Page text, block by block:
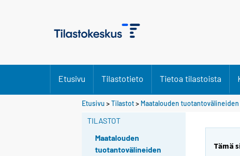
Etusivu Tilastotieto Tietoa tilastoista
Etusivu >Tilastot> Maatalouden
TILASTOT
Maatalouden
tuotantovälineiden
Tämä